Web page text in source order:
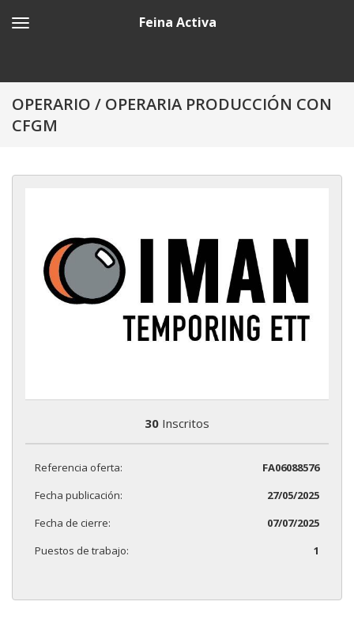
Feina Activa
OPERARIO / OPERARIA PRODUCCIÓN CON
CFGM
30 Inscritos
Referencia oferta:
FA06088576
Fecha publicación:
27/05/2025
Fecha de cierre:
07/07/2025
Puestos de trabajo:
1